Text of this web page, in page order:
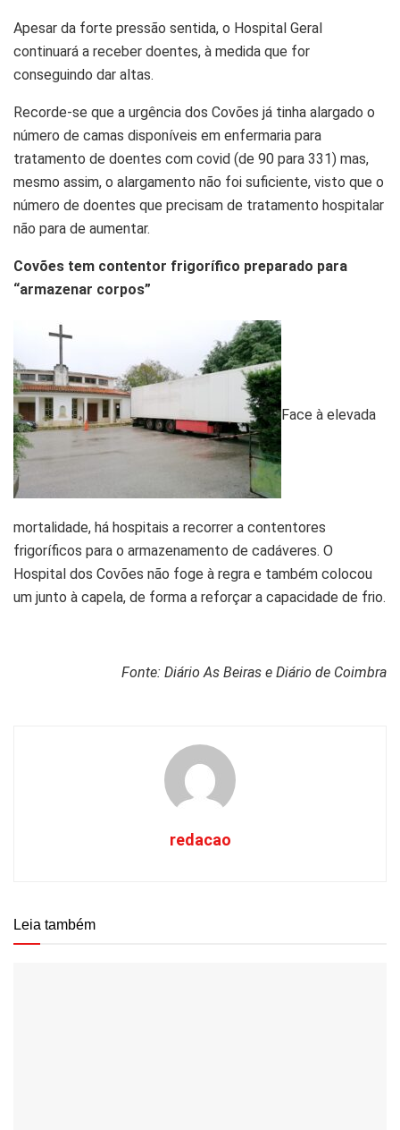
Apesar da forte pressão sentida, o Hospital Geral
continuará a receber doentes, à medida que for
conseguindo dar altas.
Recorde-se que a urgência dos Covões já tinha alargado o
número de camas disponíveis em enfermaria para
tratamento de doentes com covid (de 90 para 331) mas,
mesmo assim, o alargamento não foi suficiente, visto que o
número de doentes que precisam de tratamento hospitalar
não para de aumentar.
Covões tem contentor frigorífico preparado para
“armazenar corpos”
Face à elevada
mortalidade, há hospitais a recorrer a contentores
frigoríficos para o armazenamento de cadáveres. O
Hospital dos Covões não foge à regra e também colocou
um junto à capela, de forma a reforçar a capacidade de frio.
Fonte: Diário As Beiras e Diário de Coimbra
redacao
Leia também